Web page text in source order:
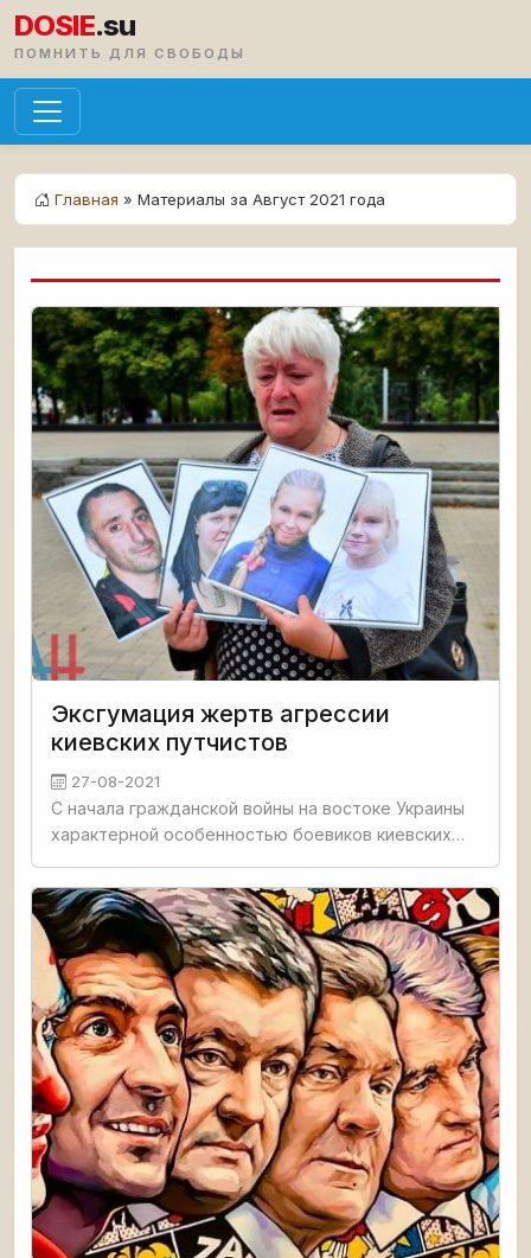
DOSIE.su
ПОМНИТЬ ДЛЯ СВОБОДЫ
Главная » Материалы за Август 2021 года
Эксгумация жертв агрессии
киевских путчистов
27-08-2021
С начала гражданской войны на востоке Украины
характерной особенностью боевиков киевских
жилых домов, школ, детских садов, больниц.
Однако никакие